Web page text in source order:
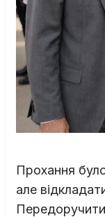
Прохання
але